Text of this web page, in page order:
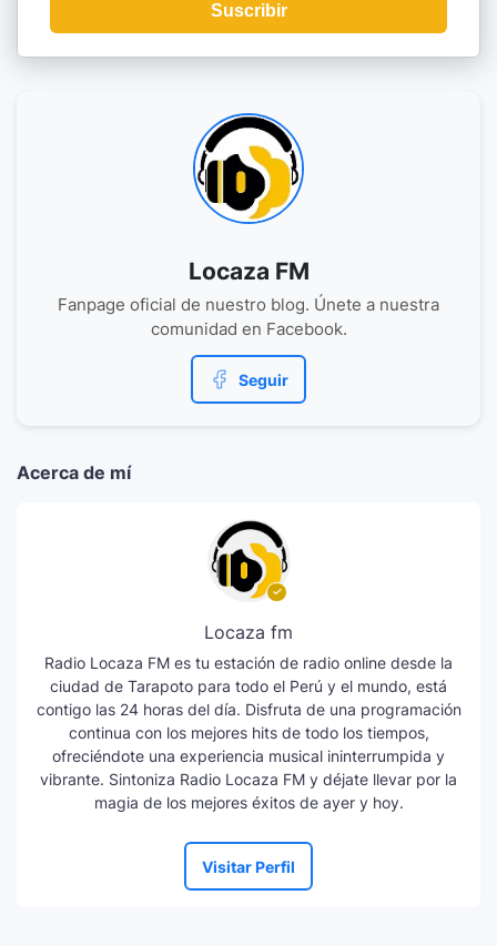
Suscribir
Locaza FM
Fanpage oficial de nuestro blog. Únete a nuestra
comunidad en Facebook.
Seguir
Acerca de mí
Locaza fm
Radio Locaza FM es tu estación de radio online desde la
ciudad de Tarapoto para todo el Perú y el mundo, está
contigo las 24 horas del día. Disfruta de una programación
continua con los mejores hits de todo los tiempos,
ofreciéndote una experiencia musical ininterrumpida y
vibrante. Sintoniza Radio Locaza FM y déjate llevar por la
magia de los mejores éxitos de ayer y hoy.
Visitar Perfil